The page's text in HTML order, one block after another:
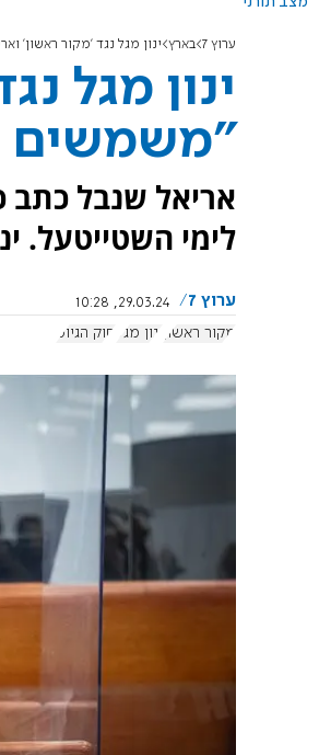
ערוץ 7 בארץ ינון מגל נגד 'מקור ראשון'
ינון מגל
"משמשים
אריאל שנבל כתב
לימי השטייטעל.
ערוץ 7
29.03.24, 10:28
מקור ראשון
ינון מגל חוק הגיוס